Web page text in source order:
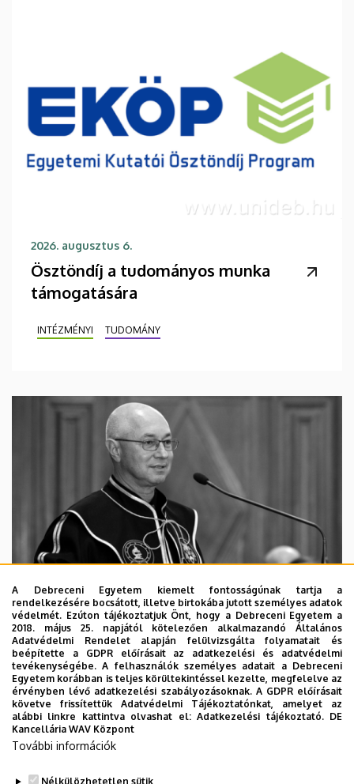
2026. augusztus 6.
Ösztöndíj a tudományos munka
támogatására
INTÉZMÉNYI TUDOMÁNY
2026. augusztus 5.
Díszdoktorát gyászolja a Debreceni
Egyetem
INTÉZMÉNYI TTK TUDOMÁNY
A Debreceni Egyetem kiemelt fontosságúnak tartja a
rendelkezésére bocsátott, illetve birtokába jutott személyes adatok
védelmét. Ezúton tájékoztatjuk Önt, hogy a Debreceni Egyetem a
2018. május 25. napjától kötelezően alkalmazandó Általános
Adatvédelmi Rendelet alapján felülvizsgálta folyamatait és
beépítette a GDPR előírásait az adatkezelési és adatvédelmi
tevékenységébe. A felhasználók személyes adatait a Debreceni
Egyetem korábban is teljes körültekintéssel kezelte, megfelelve az
érvényben lévő adatkezelési szabályozásoknak. A GDPR előírásait
követve frissítettük Adatvédelmi Tájékoztatónkat, amelyet az
alábbi linkre kattintva olvashat el:Adatkezelési tájékoztató. DE
Kancellária WAV Központ
További információk
Nélkülözhetetlen sütik